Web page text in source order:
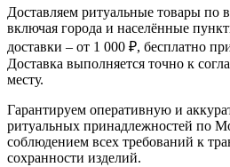
Доставляем ритуальные товары по
включая города и населённые
доставки – от 1 000 ₽, бесплатно
Доставка выполняется точно к
месту.
Гарантируем оперативную и
ритуальных принадлежностей по
соблюдением всех требований к
сохранности изделий.